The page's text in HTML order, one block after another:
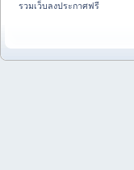
รวมเว็บลงประกาศฟรี